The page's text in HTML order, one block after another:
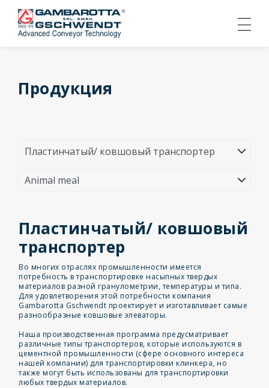
Продукция
Пластинчатый/ ковшовый
транспортер
Во многих отраслях промышленности имеется
потребность в транспортировке насыпных твердых
материалов разной гранулометрии, температуры и типа.
Для удовлетворения этой потребности компания
Gambarotta Gschwendt проектирует и изготавливает самые
разнообразные ковшовые элеваторы.
Наша производственная программа предусматривает
различные типы транспортеров, которые используются в
цементной промышленности (сфере основного интереса
нашей компании) для транспортировки клинкера, но
также могут быть использованы для транспортировки
любых твердых материалов.